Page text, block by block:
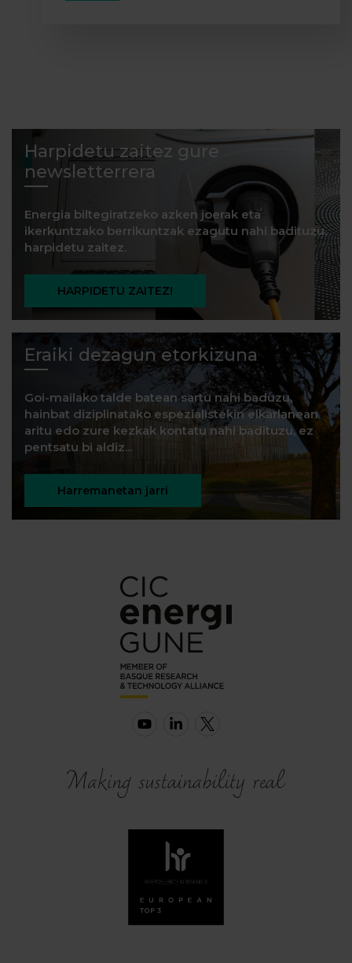
Harpidetu zaitez gure
newsletterrera
Energia biltegiratzeko azken joerak eta
ikerkuntzako berrikuntzak ezagutu nahi badituzu,
harpidetu zaitez.
HARPIDETU ZAITEZ!
Eraiki dezagun etorkizuna
Goi-mailako talde batean sartu nahi baduzu,
hainbat diziplinatako espezialistekin elkarlanean
aritu edo zure kezkak kontatu nahi badituzu, ez
pentsatu bi aldiz...
Harremanetan jarri